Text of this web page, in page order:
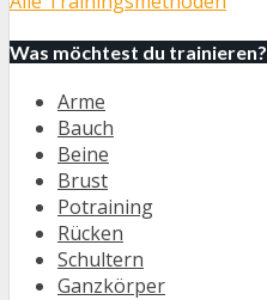
Was möchtest du trainieren?
Arme
Bauch
Beine
Brust
Potraining
Rücken
Schultern
Ganzkörper